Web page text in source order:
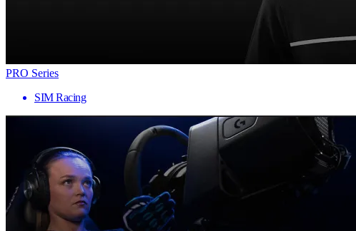
PRO Series
SIM Racing